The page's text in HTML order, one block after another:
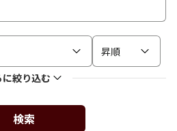
昇順
に絞り込む
検索